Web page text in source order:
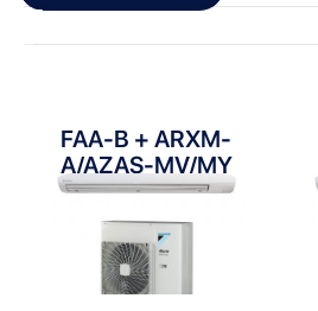
Показать фильтры
Показать:
FAA-B + ARXM-
A/AZAS-MV/MY
Active-series